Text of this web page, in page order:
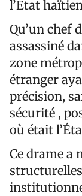
l’État
Qu’un chef
assassiné
zone
étranger
précision,
sécurité ,
où était
Ce drame a